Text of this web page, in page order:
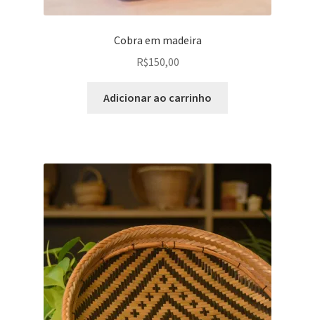
Cobra em madeira
R$150,00
Adicionar ao carrinho